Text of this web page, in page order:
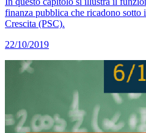
finanza pubblica che ricadono sotto
Crescita (PSC).
22/10/2019